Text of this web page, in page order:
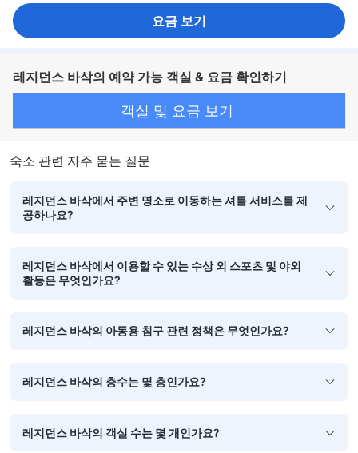
요금 보기
레지던스 바삭의 예약 가능 객실 & 요금 확인하기
객실 및 요금 보기
숙소 관련 자주 묻는 질문
레지던스 바삭에서 주변 명소로 이동하는 셔틀 서비스를 제
공하나요?
레지던스 바삭에서 이용할 수 있는 수상 외 스포츠 및 야외
활동은 무엇인가요?
레지던스 바삭의 아동용 침구 관련 정책은 무엇인가요?
레지던스 바삭의 층수는 몇 층인가요?
레지던스 바삭의 객실 수는 몇 개인가요?